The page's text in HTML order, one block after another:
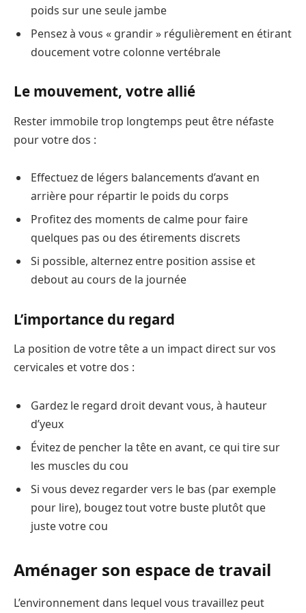
poids sur une seule jambe
Pensez à vous « grandir » régulièrement en étirant
doucement votre colonne vertébrale
Le mouvement, votre allié
Rester immobile trop longtemps peut être néfaste
pour votre dos :
Effectuez de légers balancements d’avant en
arrière pour répartir le poids du corps
Profitez des moments de calme pour faire
quelques pas ou des étirements discrets
Si possible, alternez entre position assise et
debout au cours de la journée
L’importance du regard
La position de votre tête a un impact direct sur vos
cervicales et votre dos :
Gardez le regard droit devant vous, à hauteur
d’yeux
Évitez de pencher la tête en avant, ce qui tire sur
les muscles du cou
Si vous devez regarder vers le bas (par exemple
pour lire), bougez tout votre buste plutôt que
juste votre cou
Aménager son espace de travail
L’environnement dans lequel vous travaillez peut